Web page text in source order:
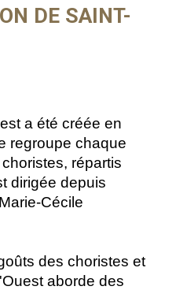
DE SAINT-
a été créée en
regroupechaque
répartis
dirigée depuis
Cécile
des choristes et
aborde des